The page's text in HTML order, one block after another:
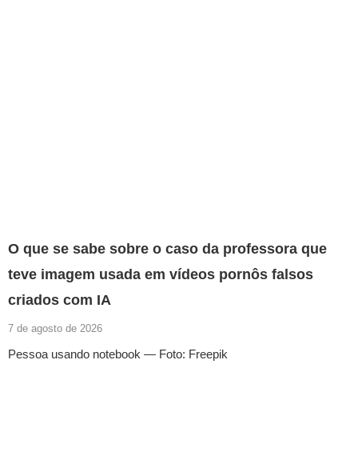
O que se sabe sobre o caso da professora que
teve imagem usada em vídeos pornôs falsos
criados com IA
7 de agosto de 2026
Pessoa usando notebook — Foto: Freepik